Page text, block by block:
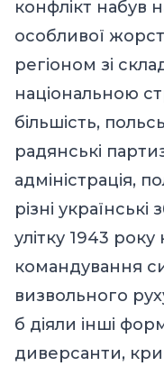
конфлікт набув
особливої
регіоном зі
національною
більшість,
радянські
адміністрація,
різні
улітку 1943
командування
визвольного
б діяли інші
диверсанти,